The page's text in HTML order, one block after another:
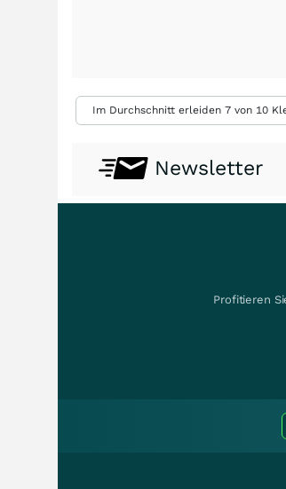
Im Durchschnitt erleiden 7 von 10
Newsletter
Profitieren